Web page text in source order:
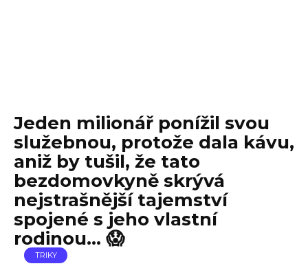
Jeden milionář ponížil svou
služebnou, protože dala kávu,
aniž by tušil, že tato
bezdomovkyně skrývá
nejstrašnější tajemství
spojené s jeho vlastní
rodinou… 😱
TRIKY